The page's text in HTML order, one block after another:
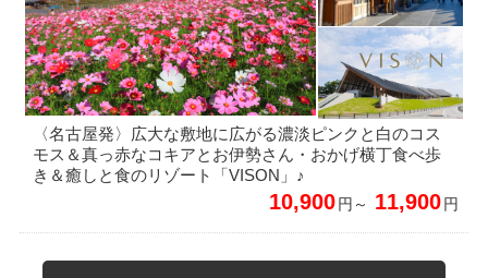
〈名古屋発〉広大な敷地に広がる濃淡ピンクと白のコス
モス＆真っ赤なコキアとお伊勢さん・おかげ横丁食べ歩
き＆癒しと食のリゾート「VISON」♪
10,900円～ 11,900円